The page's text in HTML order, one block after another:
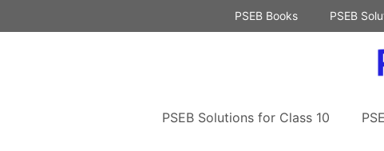
to
PSEB Books PSEB
PSEB Solutions for Class 10